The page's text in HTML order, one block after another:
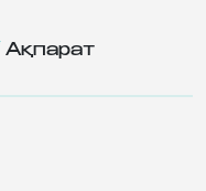
Ақпарат